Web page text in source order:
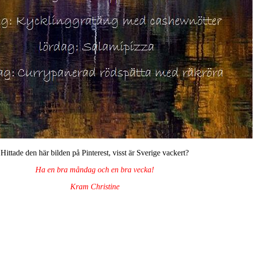
Hittade den här bilden på Pinterest, visst är Sverige vackert?
Ha en bra måndag och en bra vecka!
Kram Christine